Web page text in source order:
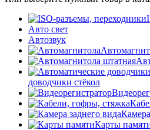
Авто свет
Автозвук
доводчики стёкол
Карты